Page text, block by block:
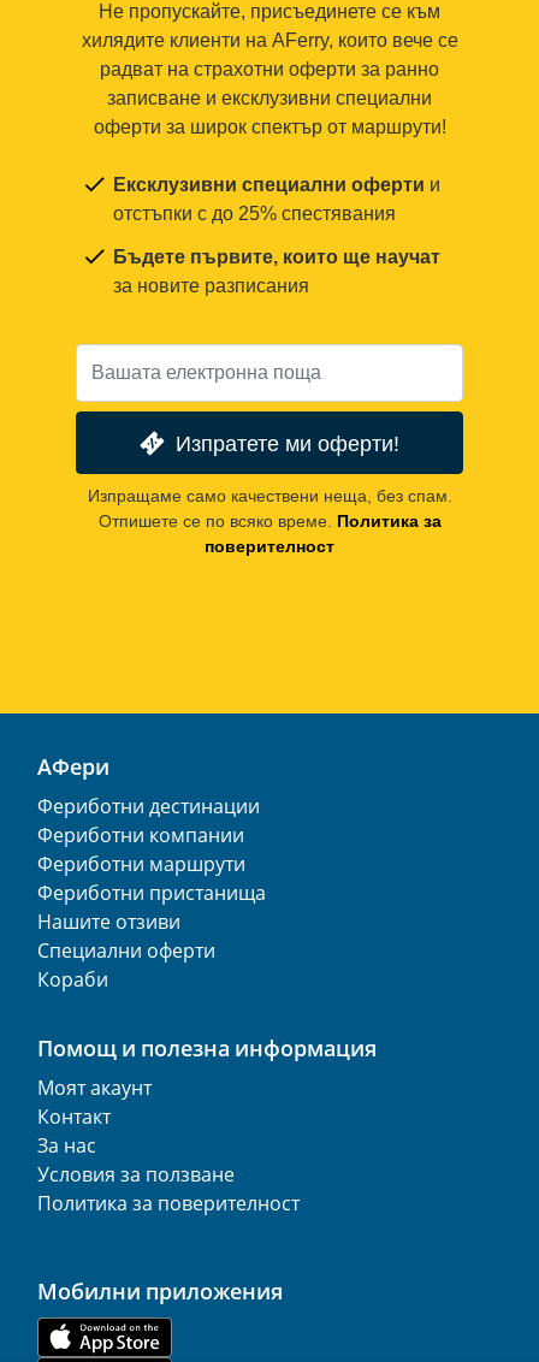
Не пропускайте, присъединете се към
хилядите клиенти на AFerry, които вече се
радват на страхотни оферти за ранно
записване и ексклузивни специални
оферти за широк спектър от маршрути!
Ексклузивни специални оферти и
отстъпки с до 25% спестявания
Бъдете първите, които ще научат
за новите разписания
Изпратете ми оферти!
Изпращаме само качествени неща, без спам.
Отпишете се по всяко време. Политика за
поверителност
АФери
Фериботни дестинации
Фериботни компании
Фериботни маршрути
Фериботни пристанища
Нашите отзиви
Специални оферти
Кораби
Помощ и полезна информация
Моят акаунт
Контакт
За нас
Условия за ползване
Политика за поверителност
Мобилни приложения